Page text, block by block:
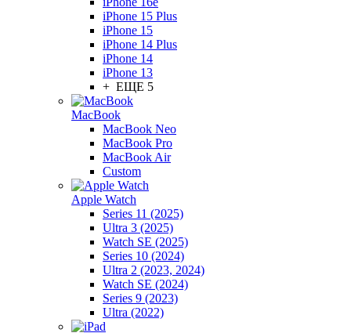
iPhone 15 Plus
iPhone 15
iPhone 14 Plus
iPhone 14
iPhone 13
+ ЕЩЕ 5
MacBook
MacBook Neo
MacBook Pro
MacBook Air
Custom
Apple Watch
Series 11 (2025)
Ultra 3 (2025)
Watch SE (2025)
Series 10 (2024)
Ultra 2 (2023, 2024)
Watch SE (2024)
Series 9 (2023)
Ultra (2022)